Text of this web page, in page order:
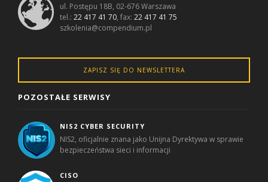
ul. Postępu 18B, 02-676 Warszawa
tel.:22 417 41 70, fax:22 417 41 75
szkolenia@compendium.pl
ZAPISZ SIĘ DO NEWSLETTERA
POZOSTAŁE SERWISY
NIS2 CYBER SECURITY
NIS2, oficjalnie znana jako Unijna Dyrektywa w sprawie
bezpieczeństwa sieci i informacji
CISO